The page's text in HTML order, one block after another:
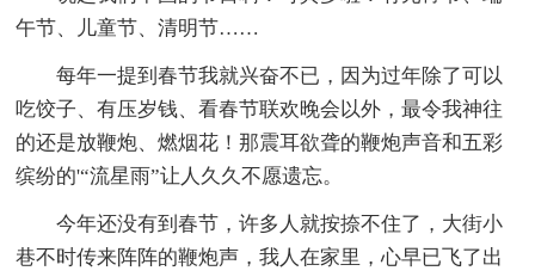
午节、儿童节、清明节……
每年一提到春节我就兴奋不已，因为过年除了可以
吃饺子、有压岁钱、看春节联欢晚会以外，最令我神往
的还是放鞭炮、燃烟花！那震耳欲聋的鞭炮声音和五彩
缤纷的'“流星雨”让人久久不愿遗忘。
今年还没有到春节，许多人就按捺不住了，大街小
巷不时传来阵阵的鞭炮声，我人在家里，心早已飞了出